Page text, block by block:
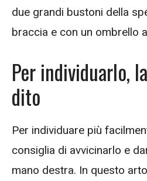
due grandi bustoni della
braccia e con un ombrello
Per individuarlo,
dito
Per individuare più
consiglia di avvicinarlo e
mano destra. In questo